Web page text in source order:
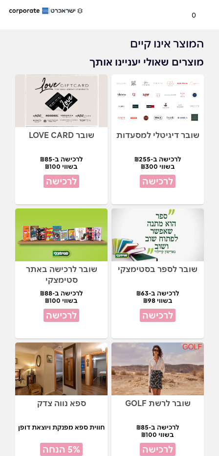
0
המוצר אינו קיים
מוצרים שאולי יעניינו אותך
שובר דיגיטלי למסעדות
לרכישה ב-₪255
בשווי ₪300
לרכישה
שובר LOVE CARD
לרכישה ב-₪85
בשווי ₪100
לרכישה
שובר לספר בסטימצקי
לרכישה ב-₪63
בשווי ₪98
לרכישה
שובר לרכישה באתר
סטימצקי
לרכישה ב-₪88
בשווי ₪100
לרכישה
שובר לרשת GOLF
לרכישה ב-₪85
בשווי ₪100
לרכישה
ספא נווה צדק
חווית ספא מפנקת ויוצאת דופן
5% הנחה